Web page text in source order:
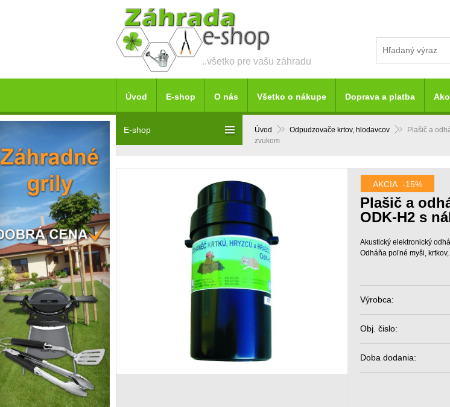
..všetko pre vašu záhradu
Úvod Odpudzovače krtov, hlodavcov
Plašič a
zvukom
AKCIA -15%
Plašič a
ODK-H2 s
Akustický elektronický
Odháňa poľné myši,
Výrobca:
Obj. čislo:
Doba dodania:
E-shop
Úvod E-shop O nás Všetko o nákupe Doprava a platba